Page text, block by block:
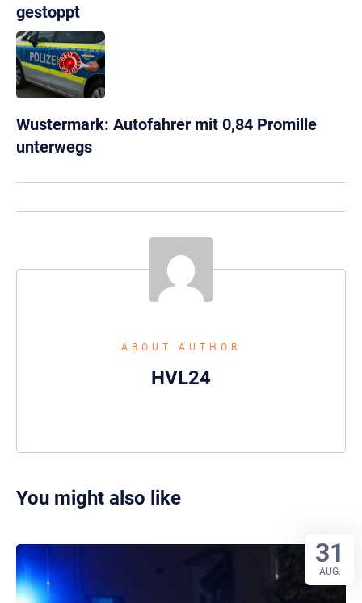
gestoppt
Wustermark: Autofahrer mit 0,84 Promille
unterwegs
ABOUT AUTHOR
HVL24
You might also like
31
AUG.